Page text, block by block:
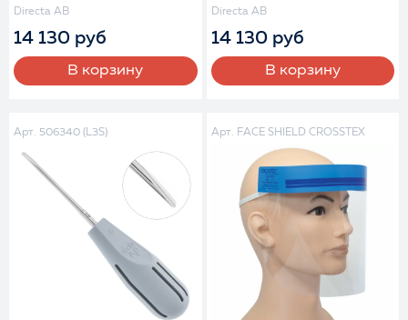
Directa AB
14 130 руб
В корзину
Directa AB
14 130 руб
В корзину
Арт. 506340 (L3S) Арт. FACE SHIELD CROSSTEX